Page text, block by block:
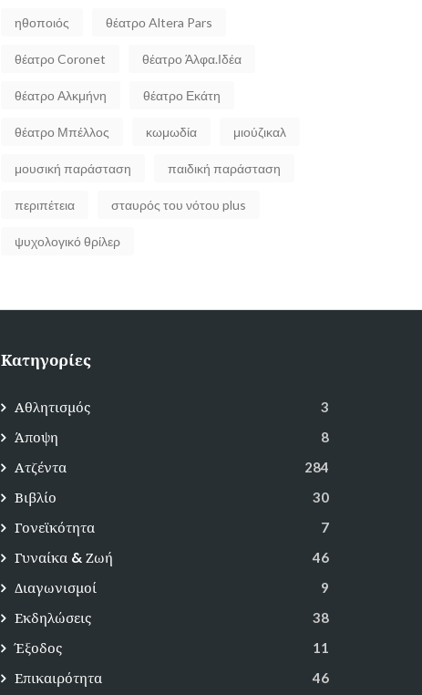
ηθοποιός θέατρο Altera Pars
θέατρο Coronet θέατρο Άλφα.Ιδέα
θέατρο Αλκμήνη θέατρο Εκάτη
θέατρο Μπέλλος κωμωδία μιούζικαλ
μουσική παράσταση παιδική παράσταση
περιπέτεια σταυρός του νότου plus
ψυχολογικό θρίλερ
Κατηγορίες
Αθλητισμός 3
Άποψη 8
Ατζέντα 284
Βιβλίο 30
Γονεϊκότητα 7
Γυναίκα & Ζωή 46
Διαγωνισμοί 9
Εκδηλώσεις 38
Έξοδος 11
Επικαιρότητα 46